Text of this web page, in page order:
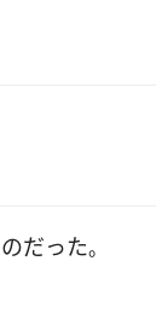
のだった。